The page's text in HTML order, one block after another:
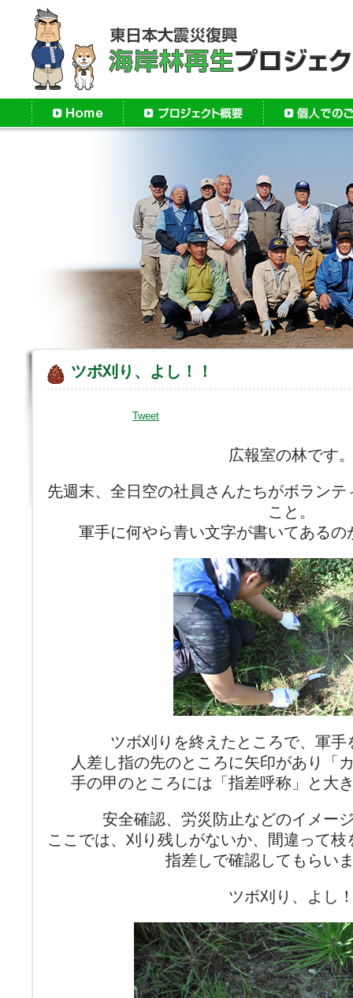
ツボ刈り、よし！！
Tweet
広報室の林です
先週末、全日空の社員さんたちがボラン
こと。
軍手に何やら青い文字が書いてある
ツボ刈りを終えたところで、軍手
人差し指の先のところに矢印があり「
手の甲のところには「指差呼称」と大
安全確認、労災防止などのイメー
ここでは、刈り残しがないか、間違って
指差しで確認してもらい
ツボ刈り、よし